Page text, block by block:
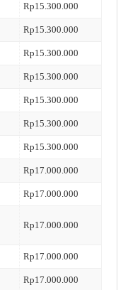
Rp15.300.000
Rp15.300.000
Rp15.300.000
Rp15.300.000
Rp15.300.000
Rp15.300.000
Rp15.300.000
Rp17.000.000
Rp17.000.000
Rp17.000.000
Rp17.000.000
Rp17.000.000